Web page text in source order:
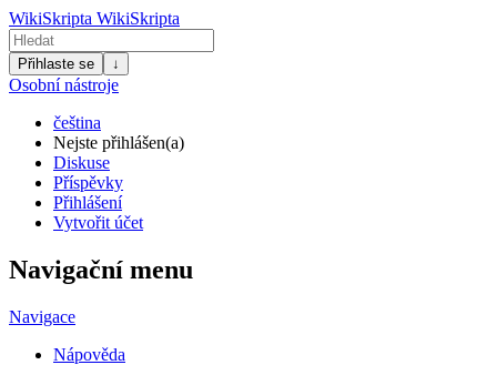
WikiSkripta WikiSkripta
Přihlaste se ↓
Osobní nástroje
čeština
Nejste přihlášen(a)
Diskuse
Příspěvky
Přihlášení
Vytvořit účet
Navigační menu
Navigace
Nápověda